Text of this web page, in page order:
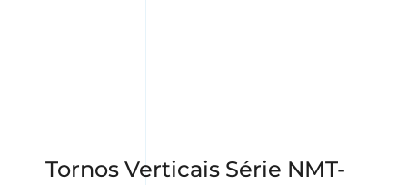
Tornos Verticais Série NMT-